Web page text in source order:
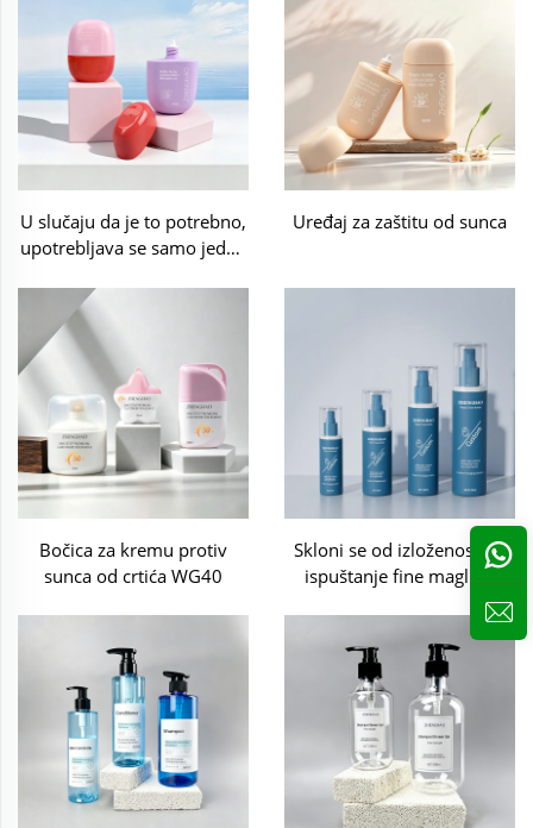
U slučaju da je to potrebno,
upotrebljava se samo jedan
Uređaj za zaštitu od sunca
Bočica za kremu protiv
sunca od crtića WG40
Skloni se od izloženosti za
ispuštanje fine maglice.